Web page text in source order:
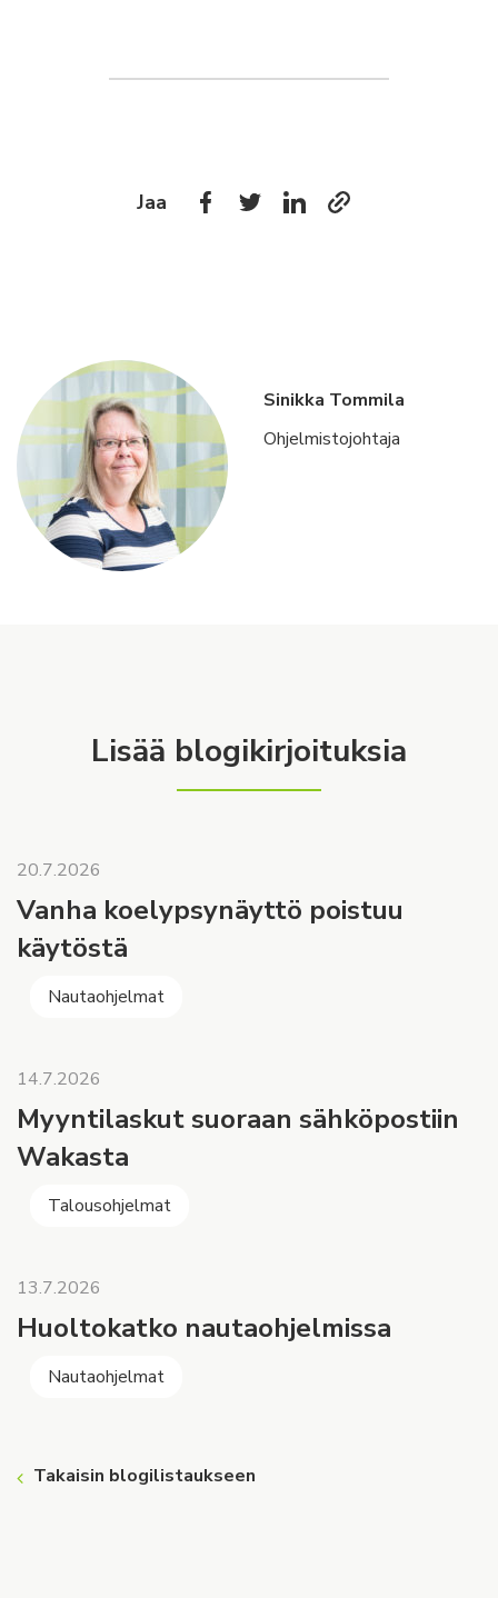
Jaa
Sinikka Tommila
Ohjelmistojohtaja
Lisää blogikirjoituksia
20.7.2026
Vanha koelypsynäyttö poistuu
käytöstä
Nautaohjelmat
14.7.2026
Myyntilaskut suoraan sähköpostiin
Wakasta
Talousohjelmat
13.7.2026
Huoltokatko nautaohjelmissa
Nautaohjelmat
Takaisin blogilistaukseen